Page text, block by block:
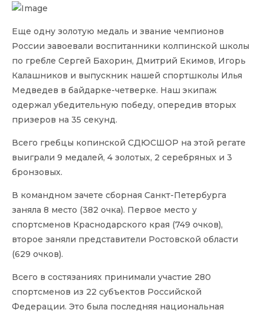
Еще одну золотую медаль и звание чемпионов
России завоевали воспитанники колпинской школы
по гребле Сергей Бахорин, Дмитрий Екимов, Игорь
Калашников и выпускник нашей спортшколы Илья
Медведев в байдарке-четверке. Наш экипаж
одержал убедительную победу, опередив вторых
призеров на 35 секунд.
Всего гребцы копинской СДЮСШОР на этой регате
выиграли 9 медалей, 4 золотых, 2 серебряных и 3
бронзовых.
В командном зачете сборная Санкт-Петербурга
заняла 8 место (382 очка). Первое место у
спортсменов Краснодарского края (749 очков),
второе заняли представители Ростовской области
(629 очков).
Всего в состязаниях принимали участие 280
спортсменов из 22 субъектов Российской
Федерации. Это была последняя национальная